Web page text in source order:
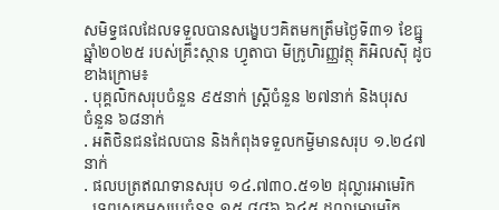
សមិទ្ធផលដែលទទួលបានសង្ខេបៗគិតមកត្រឹមថ្ងៃទី៣១ ខែធ្នូ
ឆ្នាំ២០២៥ របស់គ្រឹះស្ថាន ហ្វូតាបា មីក្រូហិរញ្ញវត្ថុ ភីអិលស៊ី ដូច
ខាងក្រោម៖
. បុគ្គលិកសរុបចំនួន ៩៥នាក់ ស្ត្រីចំនួន ២៧នាក់ និងបុរស
ចំនួន ៦៨នាក់
. អតិថិនជនដែលបាន និងកំពុងទទួលកម្ចីមានសរុប ១.២៤៧
នាក់
. ផលបត្រឥណទានសរុប ១៤.៧៣០.៥១២ ដុល្លារអាមេរិក